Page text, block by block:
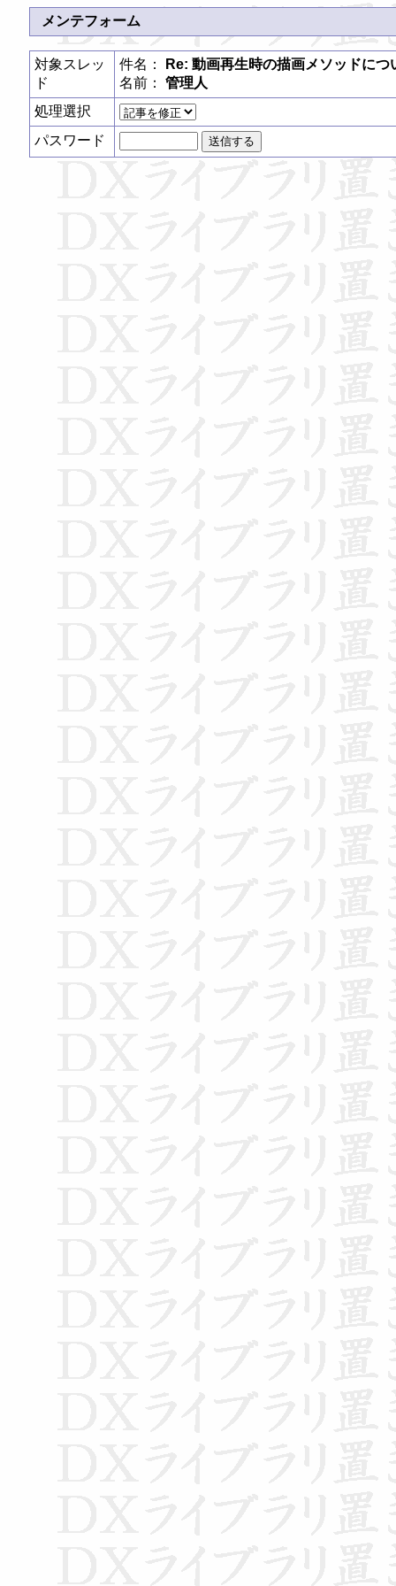
メンテフォーム
対象スレッ
ド
件名：
Re: 動画再生時の描画メソッドにつ
名前： 管理人
処理選択
パスワード